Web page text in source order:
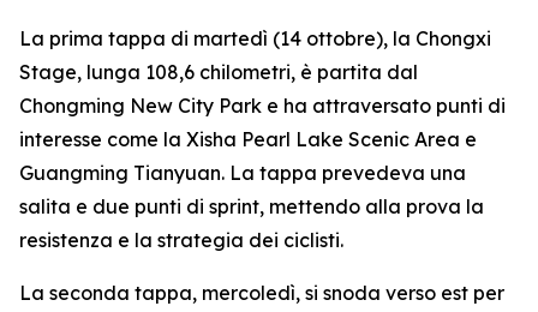
La prima tappa di martedì (14 ottobre), la Chongxi
Stage, lunga 108,6 chilometri, è partita dal
Chongming New City Park e ha attraversato punti di
interesse come la Xisha Pearl Lake Scenic Area e
Guangming Tianyuan. La tappa prevedeva una
salita e due punti di sprint, mettendo alla prova la
resistenza e la strategia dei ciclisti.
La seconda tappa, mercoledì, si snoda verso est per